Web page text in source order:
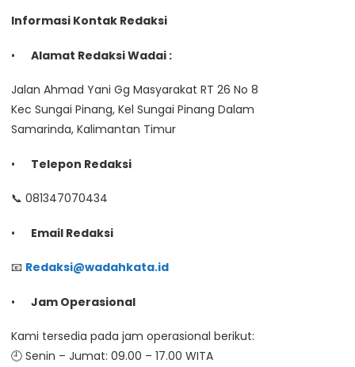
Informasi Kontak Redaksi
Alamat Redaksi Wadai :
Jalan Ahmad Yani Gg Masyarakat RT 26 No 8
Kec Sungai Pinang, Kel Sungai Pinang Dalam
Samarinda, Kalimantan Timur
Telepon Redaksi
📞 081347070434
Email Redaksi
📧 Redaksi@wadahkata.id
Jam Operasional
Kami tersedia pada jam operasional berikut:
🕘 Senin – Jumat: 09.00 – 17.00 WITA